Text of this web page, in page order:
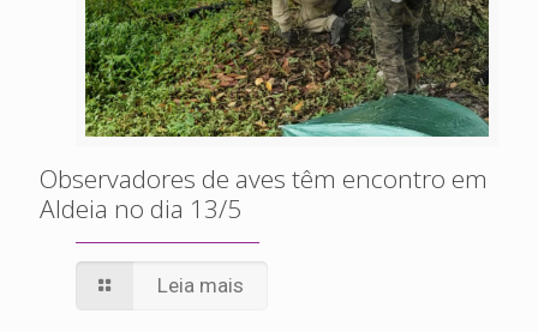
Observadores de aves têm encontro em
Aldeia no dia 13/5
Leia mais